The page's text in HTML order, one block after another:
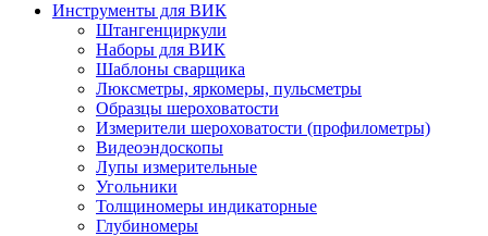
Инструменты для ВИК
Штангенциркули
Наборы для ВИК
Шаблоны сварщика
Люксметры, яркомеры, пульсметры
Образцы шероховатости
Измерители шероховатости (профилометры)
Видеоэндоскопы
Лупы измерительные
Угольники
Толщиномеры индикаторные
Глубиномеры